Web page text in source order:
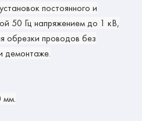
постоянного и
50 Гц напряжением до 1 кВ,
обрезки проводов без
демонтаже.
мм.